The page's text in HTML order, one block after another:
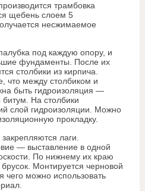
трамбовка
щебень слоем 5
несжимаемое
под каждую опору, и
фундаменты. После их
столбики из кирпича.
что между столбиком и
быть гидроизоляция —
На столбики
слой гидроизоляции. Можно
прокладку.
лаги.
— выставление в одной
По нижнему их краю
Монтируется черновой
чего можно использовать